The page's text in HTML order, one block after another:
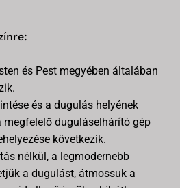
és Pest megyében általában
és a dugulás helyének
megfelelő duguláselhárító gép
következik.
nélkül, a legmodernebb
a dugulást, átmossuk a